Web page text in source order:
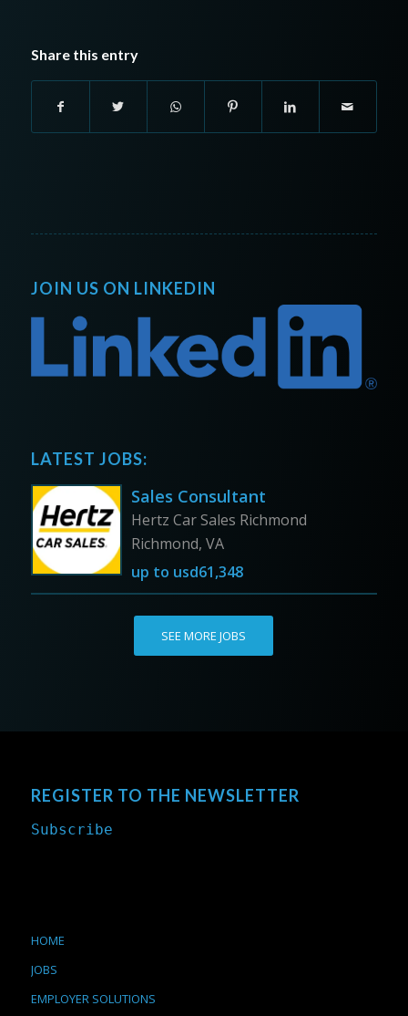
Share this entry
JOIN US ON LINKEDIN
LATEST JOBS:
Sales Consultant
Hertz Car Sales Richmond
Richmond, VA
up to usd61,348
SEE MORE JOBS
REGISTER TO THE NEWSLETTER
Subscribe
HOME
JOBS
EMPLOYER SOLUTIONS